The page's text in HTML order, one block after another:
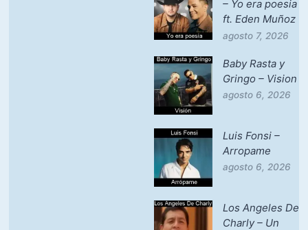
– Yo era poesia
ft. Eden Muñoz
agosto 7, 2026
Baby Rasta y
Gringo – Vision
agosto 6, 2026
Luis Fonsi –
Arropame
agosto 6, 2026
Los Angeles De
Charly – Un